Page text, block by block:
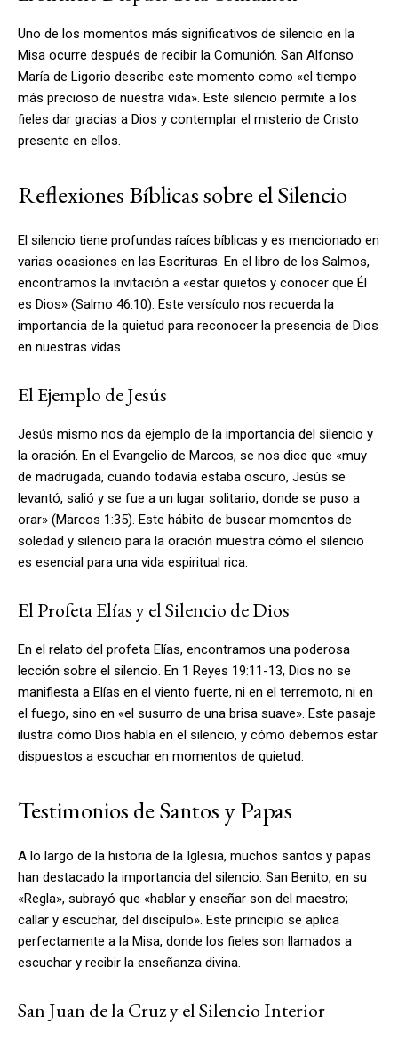
Uno de los momentos más significativos de silencio en la
Misa ocurre después de recibir la Comunión. San Alfonso
María de Ligorio describe este momento como «el tiempo
más precioso de nuestra vida». Este silencio permite a los
fieles dar gracias a Dios y contemplar el misterio de Cristo
presente en ellos.
Reflexiones Bíblicas sobre el Silencio
El silencio tiene profundas raíces bíblicas y es mencionado en
varias ocasiones en las Escrituras. En el libro de los Salmos,
encontramos la invitación a «estar quietos y conocer que Él
es Dios» (Salmo 46:10). Este versículo nos recuerda la
importancia de la quietud para reconocer la presencia de Dios
en nuestras vidas.
El Ejemplo de Jesús
Jesús mismo nos da ejemplo de la importancia del silencio y
la oración. En el Evangelio de Marcos, se nos dice que «muy
de madrugada, cuando todavía estaba oscuro, Jesús se
levantó, salió y se fue a un lugar solitario, donde se puso a
orar» (Marcos 1:35). Este hábito de buscar momentos de
soledad y silencio para la oración muestra cómo el silencio
es esencial para una vida espiritual rica.
El Profeta Elías y el Silencio de Dios
En el relato del profeta Elías, encontramos una poderosa
lección sobre el silencio. En 1 Reyes 19:11-13, Dios no se
manifiesta a Elías en el viento fuerte, ni en el terremoto, ni en
el fuego, sino en «el susurro de una brisa suave». Este pasaje
ilustra cómo Dios habla en el silencio, y cómo debemos estar
dispuestos a escuchar en momentos de quietud.
Testimonios de Santos y Papas
A lo largo de la historia de la Iglesia, muchos santos y papas
han destacado la importancia del silencio. San Benito, en su
«Regla», subrayó que «hablar y enseñar son del maestro;
callar y escuchar, del discípulo». Este principio se aplica
perfectamente a la Misa, donde los fieles son llamados a
escuchar y recibir la enseñanza divina.
San Juan de la Cruz y el Silencio Interior